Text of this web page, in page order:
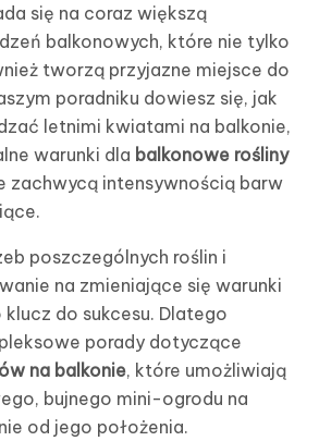
się na coraz większą
balkonowych, które nie tylko
tworzą przyjazne miejsce do
poradniku dowiesz się, jak
letnimi kwiatami na balkonie,
warunki dla balkonowe rośliny
zachwycą intensywnością barw
poszczególnych roślin i
na zmieniające się warunki
do sukcesu. Dlatego
porady dotyczące
na balkonie, które umożliwiają
bujnego mini-ogrodu na
od jego położenia.